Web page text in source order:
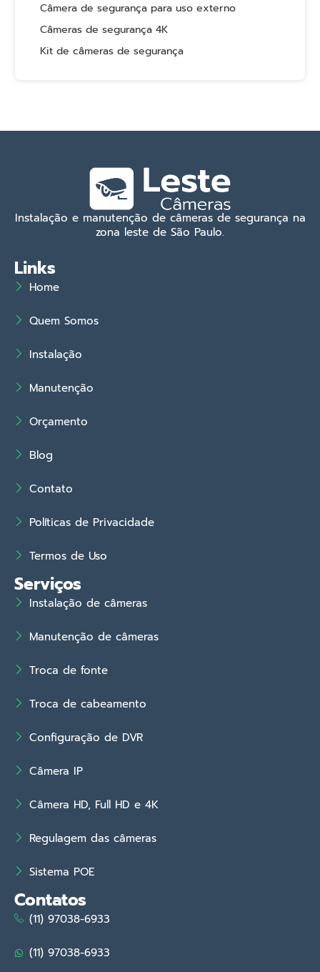
Câmera de segurança para uso externo
Câmeras de segurança 4K
Kit de câmeras de segurança
Instalação e manutenção de câmeras de segurança na
zona leste de São Paulo.
Links
Home
Quem Somos
Instalação
Manutenção
Orçamento
Blog
Contato
Políticas de Privacidade
Termos de Uso
Serviços
Instalação de câmeras
Manutenção de câmeras
Troca de fonte
Troca de cabeamento
Configuração de DVR
Câmera IP
Câmera HD, Full HD e 4K
Regulagem das câmeras
Sistema POE
Contatos
(11) 97038-6933
(11) 97038-6933